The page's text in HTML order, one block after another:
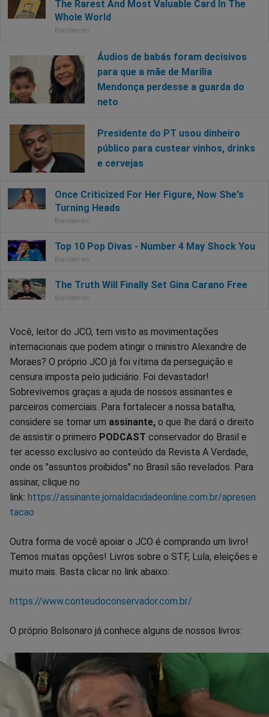
Áudios de babás foram decisivos
para que a mãe de Marília
Mendonça perdesse a guarda do
neto
Presidente do PT usou dinheiro
público para custear vinhos, drinks
e cervejas
Você, leitor do JCO, tem visto as movimentações
internacionais que podem atingir o ministro Alexandre de
Moraes? O próprio JCO já foi vítima da perseguição e
censura imposta pelo judiciário. Foi devastador!
Sobrevivemos graças a ajuda de nossos assinantes e
parceiros comerciais. Para fortalecer a nossa batalha,
considere se tornar um assinante, o que lhe dará o direito
de assistir o primeiro PODCAST conservador do Brasil e
ter acesso exclusivo ao conteúdo da Revista A Verdade,
onde os "assuntos proibidos" no Brasil são revelados. Para
assinar, clique no
link: https://assinante.jornaldacidadeonline.com.br/apresen
tacao
Outra forma de você apoiar o JCO é comprando um livro!
Temos muitas opções! Livros sobre o STF, Lula, eleições e
muito mais. Basta clicar no link abaixo:
https://www.conteudoconservador.com.br/
O próprio Bolsonaro já conhece alguns de nossos livros: